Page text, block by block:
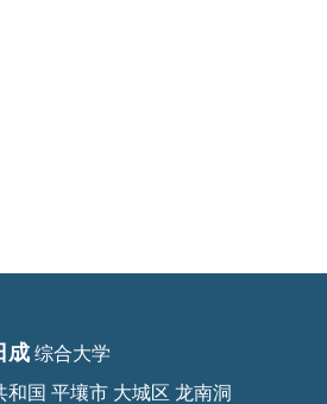
成综合大学
国 平壤市 大城区 龙南洞